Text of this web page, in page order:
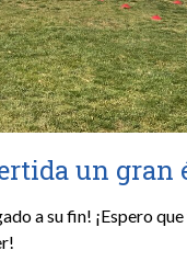
un gran
a su fin! ¡Espero